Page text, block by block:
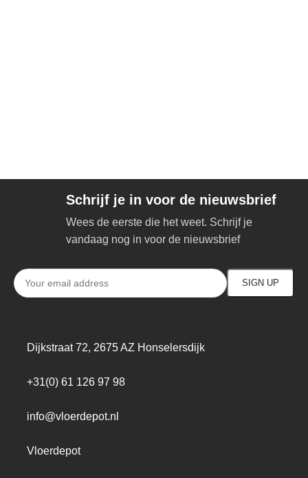
Schrijf je in voor de nieuwsbrief
Wees de eerste die het weet. Schrijf je
vandaag nog in voor de nieuwsbrief
Dijkstraat 72, 2675 AZ Honselersdijk
+31(0) 61 126 97 98
info@vloerdepot.nl
Vloerdepot